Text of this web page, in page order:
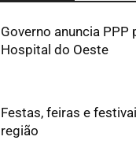
Governo anuncia PPP
Hospital do Oeste
Festas, feiras e
região